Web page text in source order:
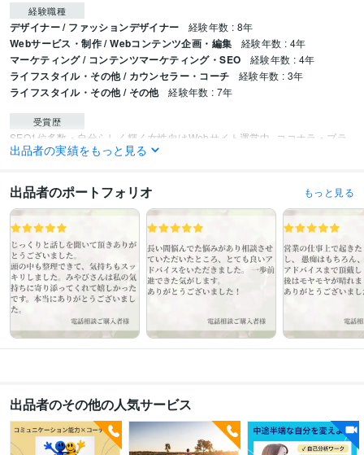
経験職種
デザイナー / ファッションデザイナー 経験年数 : 8年
Webサービス・制作 / Webコンテンツ企画・編集 経験年数 : 4年
マーケティング / コンテンツマーケティング・SEO 経験年数 : 4年
ライフスタイル・その他 / カウンセラー・コーチ 経験年数 : 3年
ライフスタイル・その他 / その他 経験年数 : 7年
受賞歴
SEO1位多数・自分らしく輝く女性向けWebサイト運営中
ココナラ・プラ
チナランク達成
資格・検定
メンタル心理カウンセラー 取得年 : 2023年
その他ツール
Google Analytics:4年Google Search Console:4年ChatGPT:2年
得意分野
悩み相談・カウンセリング メンタル心理カウンセラー資格
コーチングプ
ロフェッショナル資格
岡嶋三千代メンタルコーチング講座修了
カウンセリング講座修了 ワタナベ薫コーチングオンラインサロン
習慣化
ライフコーチ
出品者の実績をもっと見る
出品者のポートフォリオ もっと見る
出品者のその他の人気サービス